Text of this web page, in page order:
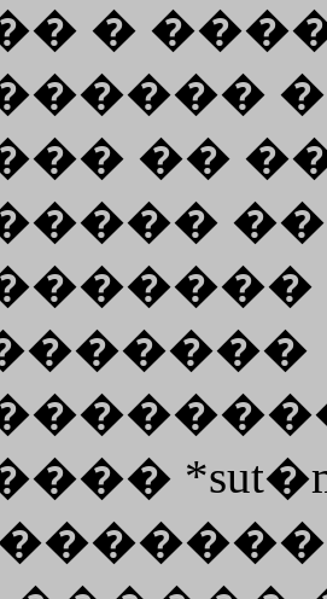
�
��
�������